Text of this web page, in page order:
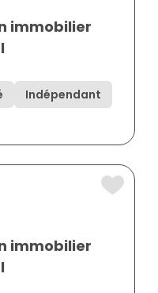
immobilier
Indépendant
immobilier